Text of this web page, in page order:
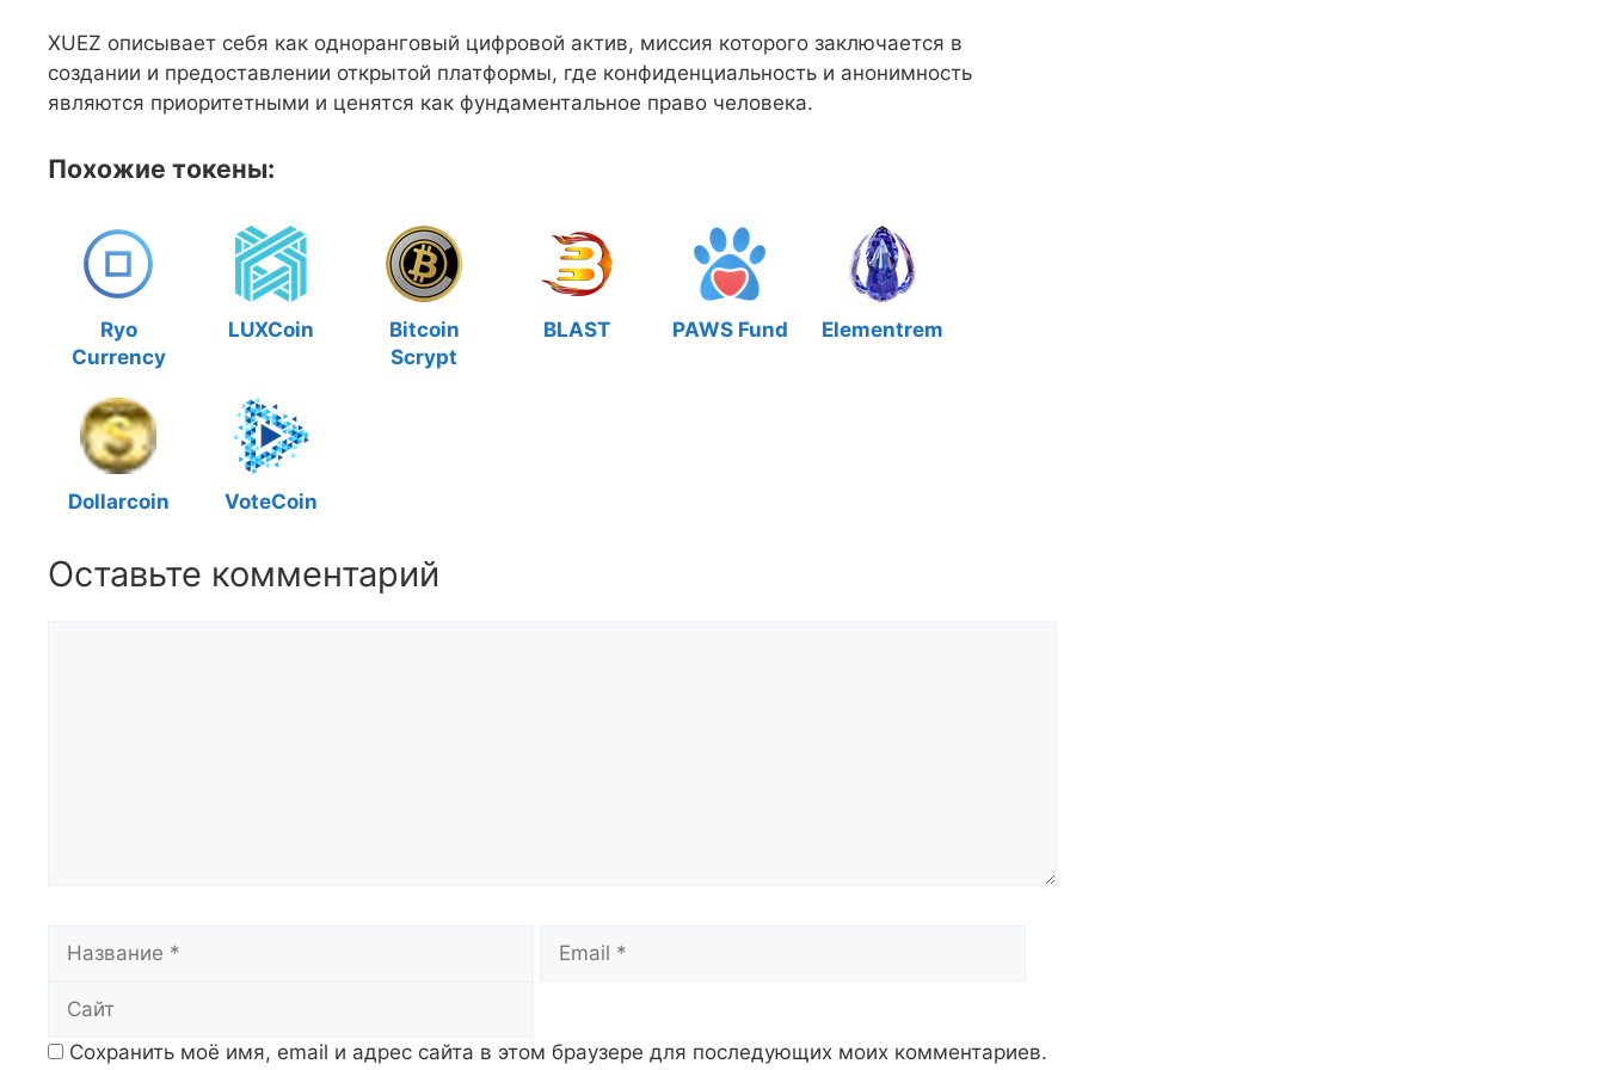
XUEZ описывает себя как одноранговый цифровой актив, миссия которого заключается в
создании и предоставлении открытой платформы, где конфиденциальность и анонимность
являются приоритетными и ценятся как фундаментальное право человека.
Похожие токены:
Ryo
Currency
LUXCoin
Bitcoin
Scrypt
BLAST PAWS Fund Elementrem
Dollarcoin VoteCoin
Оставьте комментарий
Сохранить моё имя, email и адрес сайта в этом браузере для последующих моих комментариев.